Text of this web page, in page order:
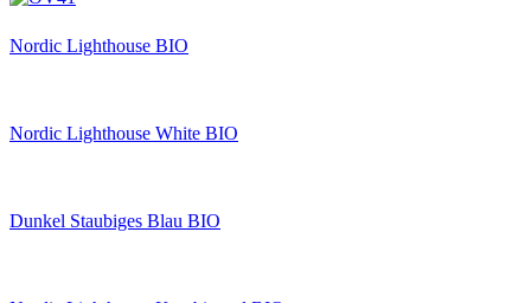
Nordic Lighthouse BIO
Nordic Lighthouse White BIO
Dunkel Staubiges Blau BIO